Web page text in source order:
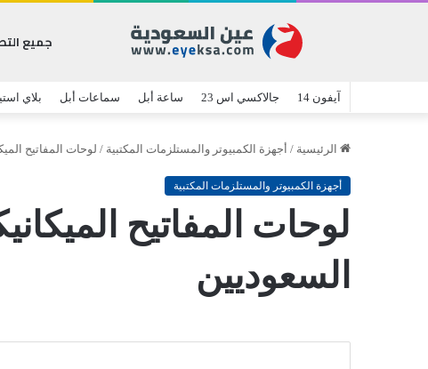
جميع
آيفون 14 جالاكسي اس 23 ساعة أبل سماعات أبل بلاي
الرئيسية / أجهزة الكمبيوتر والمستلزمات المكتبية / لوحات المفاتيح
أجهزة الكمبيوتر والمستلزمات المكتبية
لوحات المفاتيح
السعوديين